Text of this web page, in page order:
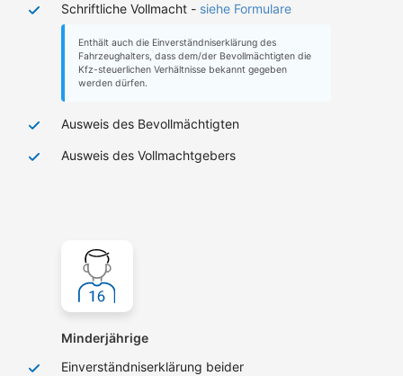
Schriftliche Vollmacht - siehe Formulare
Enthält auch die Einverständniserklärung des
Fahrzeughalters, dass dem/der Bevollmächtigten die
Kfz-steuerlichen Verhältnisse bekannt gegeben
werden dürfen.
Ausweis des Bevollmächtigten
Ausweis des Vollmachtgebers
Minderjährige
Einverständniserklärung beider